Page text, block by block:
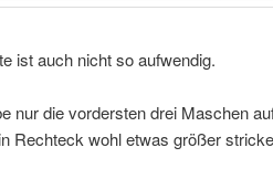
ist auch nicht so aufwendig.
nur die vordersten drei Maschen
Rechteck wohl etwas größer